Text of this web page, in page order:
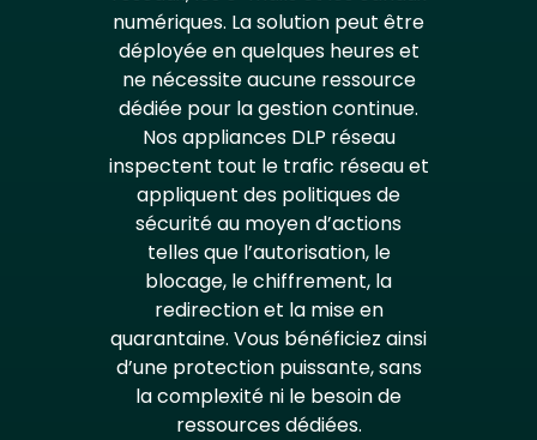
numériques. La solution peut être
déployée en quelques heures et
ne nécessite aucune ressource
dédiée pour la gestion continue.
Nos appliances DLP réseau
inspectent tout le trafic réseau et
appliquent des politiques de
sécurité au moyen d’actions
telles que l’autorisation, le
blocage, le chiffrement, la
redirection et la mise en
quarantaine. Vous bénéficiez ainsi
d’une protection puissante, sans
la complexité ni le besoin de
ressources dédiées.